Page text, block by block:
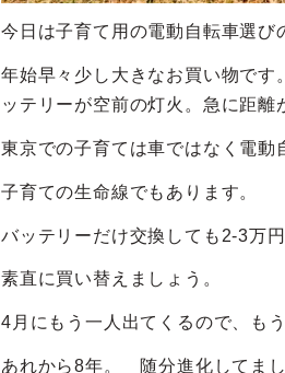
今日は子育て用の電動自転車選び
年始早々少し大きなお買い物で
ッテリーが空前の灯火。急に距離
東京での子育ては車ではなく電動
子育ての生命線でもあります。
バッテリーだけ交換しても2-3万
素直に買い替えましょう。
4月にもう一人出てくるので、も
あれから8年。 随分進化してまし